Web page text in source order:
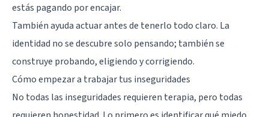
estás pagando por encajar.
También ayuda actuar antes de tenerlo todo claro. La
identidad no se descubre solo pensando; también se
construye probando, eligiendo y corrigiendo.
Cómo empezar a trabajar tus inseguridades
No todas las inseguridades requieren terapia, pero todas